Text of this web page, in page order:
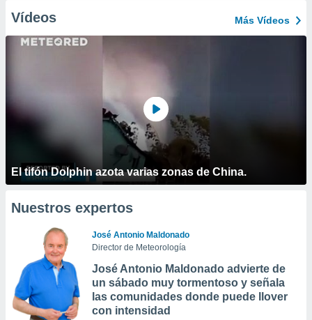
Vídeos Más Vídeos
El tifón Dolphin azota varias zonas de China.
Nuestros expertos
José Antonio Maldonado
Director de Meteorología
José Antonio Maldonado advierte de
un sábado muy tormentoso y señala
las comunidades donde puede llover
con intensidad